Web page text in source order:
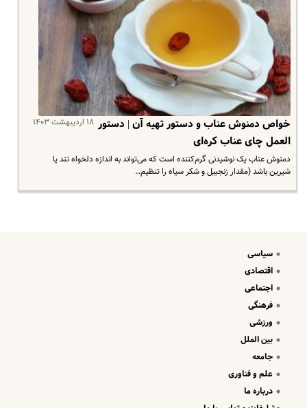
۱۸ اردیبهشت ۱۴۰۳ خواص دمنوش عناب و دستور تهیه آن | دستور
العمل چای عناب کره‌ای
دمنوش عناب یک نوشیدنی گرم‌کننده است که می‌تواند به اندازه دلخواه تند یا
شیرین باشد (مقدار زنجبیل و شکر سیاه را تنظیم…
سیاسی
اقتصادی
اجتماعی
فرهنگی
ورزشی
بین الملل
جامعه
علم و فناوری
درباره ما